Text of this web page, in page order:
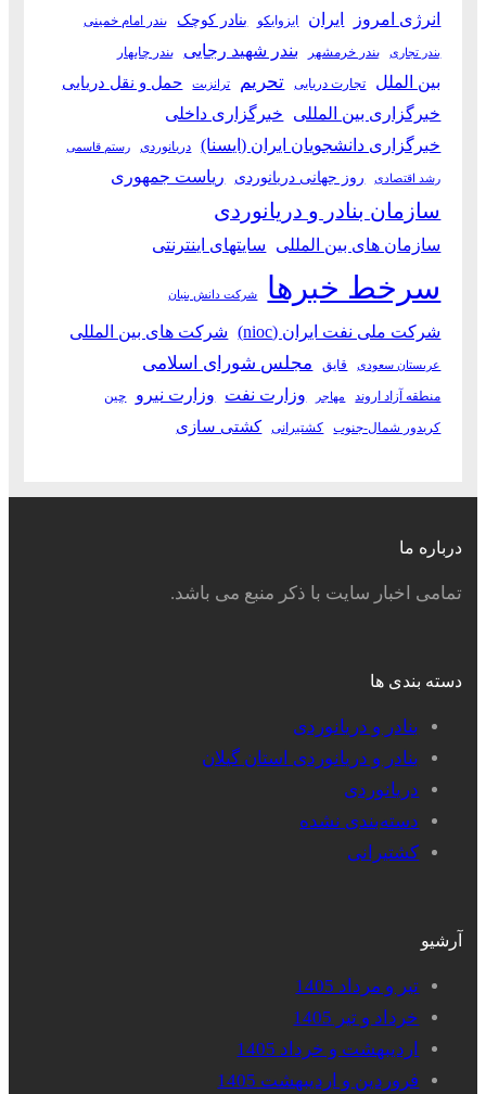
انرژی امروز ایران ایزوایکو بنادر کوچک بندر امام خمینی
بندر تجاری بندر خرمشهر بندر شهید رجایی بندر چابهار
بین الملل تجارت دریایی تحریم ترانزیت حمل و نقل دریایی
خبرگزاری بین المللی خبرگزاری داخلی
خبرگزاری دانشجویان ایران (ایسنا)
دریانوردی رستم قاسمی
رشد اقتصادی روز جهانی دریانوردی ریاست جمهوری
سازمان بنادر و دریانوردی
سازمان های بین المللی سایتهای اینترنتی
سرخط خبرها شرکت دانش بنیان
شرکت ملی نفت ایران (nioc) شرکت های بین المللی
عربستان سعودی قایق مجلس شورای اسلامی
منطقه آزاد اروند مهاجر وزارت نفت وزارت نیرو چین
کریدور شمال-جنوب کشتیرانی کشتی سازی
درباره ما
تمامی اخبار سایت با ذکر منبع می باشد.
دسته بندی ها
بنادر و دریانوردی
بنادر و دریانوردی استان گیلان
دریانوردی
دسته‌بندی نشده
کشتیرانی
آرشیو
تیر و مرداد 1405
خرداد و تیر 1405
اردیبهشت و خرداد 1405
فروردین و اردیبهشت 1405